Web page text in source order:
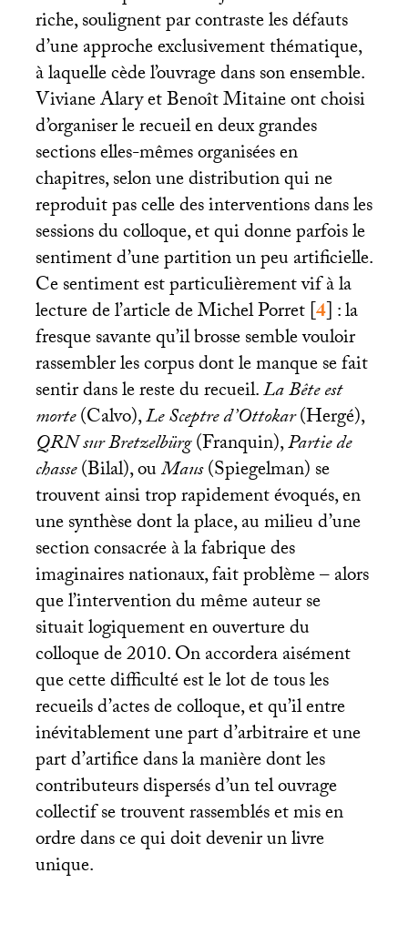
riche, soulignent par contraste les défauts
d’une approche exclusivement thématique,
à laquelle cède l’ouvrage dans son ensemble.
Viviane Alary et Benoît Mitaine ont choisi
d’organiser le recueil en deux grandes
sections elles-mêmes organisées en
chapitres, selon une distribution qui ne
reproduit pas celle des interventions dans les
sessions du colloque, et qui donne parfois le
sentiment d’une partition un peu artificielle.
Ce sentiment est particulièrement vif à la
lecture de l’article de Michel Porret[4]: la
fresque savante qu’il brosse semble vouloir
rassembler les corpus dont le manque se fait
sentir dans le reste du recueil.La Bête est
morte(Calvo),Le Sceptre d’Ottokar(Hergé),
QRNsur Bretzelbürg(Franquin),Partie de
chasse(Bilal), ouMaus(Spiegelman) se
trouvent ainsi trop rapidement évoqués, en
une synthèse dont la place, au milieu d’une
section consacrée à la fabrique des
imaginaires nationaux, fait problème – alors
que l’intervention du même auteur se
situait logiquement en ouverture du
colloque de 2010. On accordera aisément
que cette difficulté est le lot de tous les
recueils d’actes de colloque, et qu’il entre
inévitablement une part d’arbitraire et une
part d’artifice dans la manière dont les
contributeurs dispersés d’un tel ouvrage
collectif se trouvent rassemblés et mis en
ordre dans ce qui doit devenir un livre
unique.